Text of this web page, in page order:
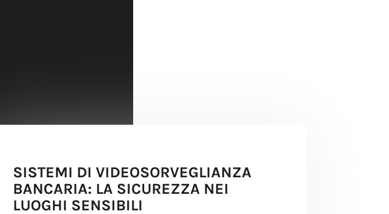
SISTEMI DI VIDEOSORVEGLIANZA
BANCARIA: LA SICUREZZA NEI
LUOGHI SENSIBILI